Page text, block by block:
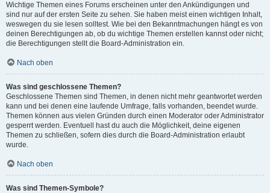
Wichtige Themen eines Forums erscheinen unter den Ankündigungen und
sind nur auf der ersten Seite zu sehen. Sie haben meist einen wichtigen Inhalt,
weswegen du sie lesen solltest. Wie bei den Bekanntmachungen hängt es von
deinen Berechtigungen ab, ob du wichtige Themen erstellen kannst oder nicht;
die Berechtigungen stellt die Board-Administration ein.
Nach oben
Was sind geschlossene Themen?
Geschlossene Themen sind Themen, in denen nicht mehr geantwortet werden
kann und bei denen eine laufende Umfrage, falls vorhanden, beendet wurde.
Themen können aus vielen Gründen durch einen Moderator oder Administrator
gesperrt werden. Eventuell hast du auch die Möglichkeit, deine eigenen
Themen zu schließen, sofern dies durch die Board-Administration erlaubt
wurde.
Nach oben
Was sind Themen-Symbole?